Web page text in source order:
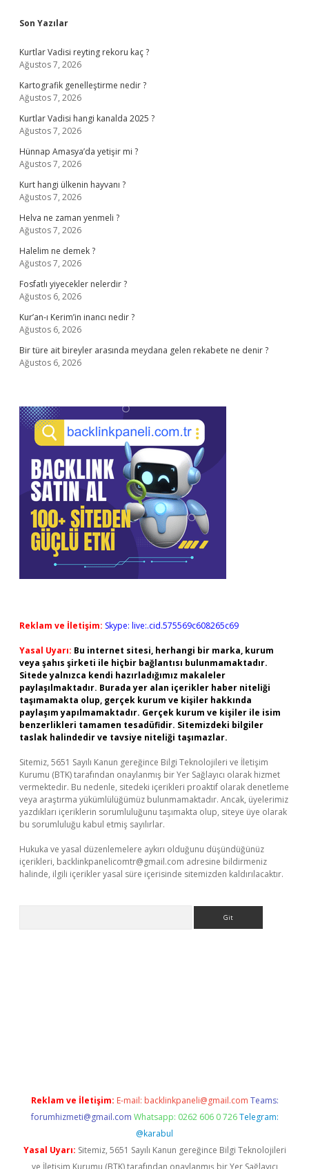
Sidebar
Son Yazılar
Kurtlar Vadisi reyting rekoru kaç ?
Ağustos 7, 2026
Kartografik genelleştirme nedir ?
Ağustos 7, 2026
Kurtlar Vadisi hangi kanalda 2025 ?
Ağustos 7, 2026
Hünnap Amasya’da yetişir mi ?
Ağustos 7, 2026
Kurt hangi ülkenin hayvanı ?
Ağustos 7, 2026
Helva ne zaman yenmeli ?
Ağustos 7, 2026
Halelim ne demek ?
Ağustos 7, 2026
Fosfatlı yiyecekler nelerdir ?
Ağustos 6, 2026
Kur’an-ı Kerim’in inancı nedir ?
Ağustos 6, 2026
Bir türe ait bireyler arasında meydana gelen rekabete ne denir ?
Ağustos 6, 2026
Reklam ve İletişim: Skype: live:.cid.575569c608265c69
Yasal Uyarı: Bu internet sitesi, herhangi bir marka, kurum
veya şahıs şirketi ile hiçbir bağlantısı bulunmamaktadır.
Sitede yalnızca kendi hazırladığımız makaleler
paylaşılmaktadır. Burada yer alan içerikler haber niteliği
taşımamakta olup, gerçek kurum ve kişiler hakkında
paylaşım yapılmamaktadır. Gerçek kurum ve kişiler ile isim
benzerlikleri tamamen tesadüfidir. Sitemizdeki bilgiler
taslak halindedir ve tavsiye niteliği taşımazlar.
Sitemiz, 5651 Sayılı Kanun gereğince Bilgi Teknolojileri ve İletişim
Kurumu (BTK) tarafından onaylanmış bir Yer Sağlayıcı olarak hizmet
vermektedir. Bu nedenle, sitedeki içerikleri proaktif olarak denetleme
veya araştırma yükümlülüğümüz bulunmamaktadır. Ancak, üyelerimiz
yazdıkları içeriklerin sorumluluğunu taşımakta olup, siteye üye olarak
bu sorumluluğu kabul etmiş sayılırlar.
Hukuka ve yasal düzenlemelere aykırı olduğunu düşündüğünüz
içerikleri, backlinkpanelicomtr@gmail.com adresine bildirmeniz
halinde, ilgili içerikler yasal süre içerisinde sitemizden kaldırılacaktır.
Reklam ve İletişim: E-mail: backlinkpaneli@gmail.com Teams:
forumhizmeti@gmail.com Whatsapp: 0262 606 0 726 Telegram:
@karabul
Yasal Uyarı: Sitemiz, 5651 Sayılı Kanun gereğince Bilgi Teknolojileri
ve İletişim Kurumu (BTK) tarafından onaylanmış bir Yer Sağlayıcı